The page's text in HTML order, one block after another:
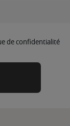
de confidentialité